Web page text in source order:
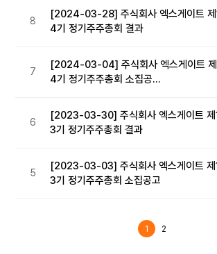
8
[2024-03-28] 주식회사 엑스게이트 제
4기 정기주주총회 결과
7
[2024-03-04] 주식회사 엑스게이트
4기 정기주주총회 소집공…
6
[2023-03-30] 주식회사 엑스게이트 제
3기 정기주주총회 결과
5
[2023-03-03] 주식회사 엑스게이트 제
3기 정기주주총회 소집공고
1 2